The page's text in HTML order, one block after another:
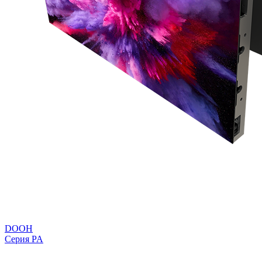
DOOH
Серия PA